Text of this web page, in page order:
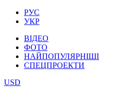
РУС
УКР
ВІДЕО
ФОТО
НАЙПОПУЛЯРНІШІ
СПЕЦПРОЕКТИ
USD